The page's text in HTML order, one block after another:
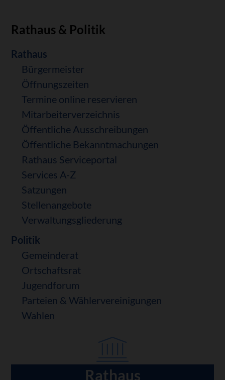
Rathaus & Politik
Navigation
überspringen
Rathaus
Bürgermeister
Öffnungszeiten
Termine online reservieren
Mitarbeiterverzeichnis
Öffentliche Ausschreibungen
Öffentliche Bekanntmachungen
Rathaus Serviceportal
Services A-Z
Satzungen
Stellenangebote
Verwaltungsgliederung
Politik
Gemeinderat
Ortschaftsrat
Jugendforum
Parteien & Wählervereinigungen
Wahlen
Rathaus